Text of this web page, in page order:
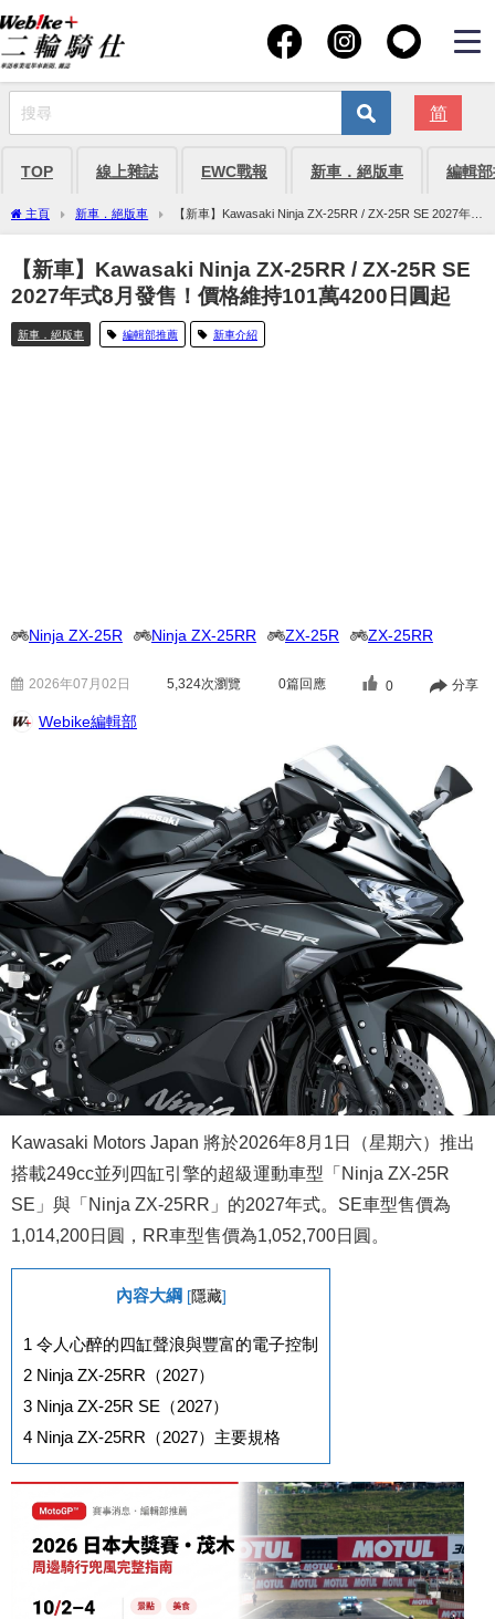
简
TOP 線上雜誌 EWC戰報 新車．絕版車 編輯
主頁 新車．絕版車
【新車】Kawasaki Ninja ZX-25RR / ZX-25R SE 2027年式
8月發售！價格維持101萬4200日圓起
【新車】Kawasaki Ninja ZX-25RR / ZX-25R SE
2027年式8月發售！價格維持101萬4200日圓起
新車．絕版車 編輯部推薦 新車介紹
Ninja ZX-25R Ninja ZX-25RR ZX-25R ZX-25RR
2026年07月02日 5,324次瀏覽 0篇回應 0 分享
Webike編輯部
Kawasaki Motors Japan 將於2026年8月1日（星期六）推出
搭載249cc並列四缸引擎的超級運動車型「Ninja ZX-25R
SE」與「Ninja ZX-25RR」的2027年式。SE車型售價為
1,014,200日圓，RR車型售價為1,052,700日圓。
內容大綱 [隱藏]
1 令人心醉的四缸聲浪與豐富的電子控制
2 Ninja ZX-25RR（2027）
3 Ninja ZX-25R SE（2027）
4 Ninja ZX-25RR（2027）主要規格